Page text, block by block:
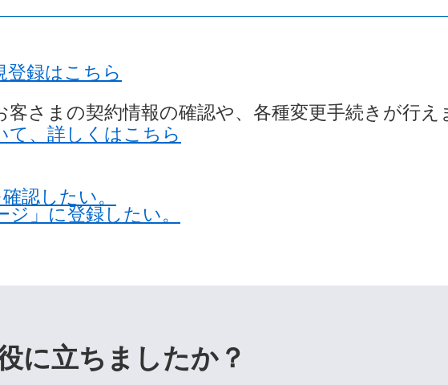
登録はこちら
客さまの契約情報の確認や、各種変更手続きが行え
て、詳しくはこちら
認したい。
」に登録したい。
に立ちましたか？